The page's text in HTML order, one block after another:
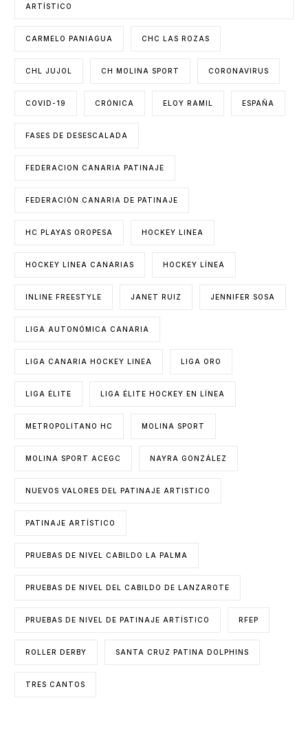
ARTÍSTICO
CARMELO PANIAGUA CHC LAS ROZAS
CHL JUJOL CH MOLINA SPORT CORONAVIRUS
COVID-19 CRÓNICA ELOY RAMIL ESPAÑA
FASES DE DESESCALADA
FEDERACION CANARIA PATINAJE
FEDERACIÓN CANARIA DE PATINAJE
HC PLAYAS OROPESA HOCKEY LINEA
HOCKEY LINEA CANARIAS HOCKEY LÍNEA
INLINE FREESTYLE JANET RUIZ JENNIFER SOSA
LIGA AUTONÓMICA CANARIA
LIGA CANARIA HOCKEY LINEA LIGA ORO
LIGA ÉLITE LIGA ÉLITE HOCKEY EN LÍNEA
METROPOLITANO HC MOLINA SPORT
MOLINA SPORT ACEGC NAYRA GONZÁLEZ
NUEVOS VALORES DEL PATINAJE ARTISTICO
PATINAJE ARTÍSTICO
PRUEBAS DE NIVEL CABILDO LA PALMA
PRUEBAS DE NIVEL DEL CABILDO DE LANZAROTE
PRUEBAS DE NIVEL DE PATINAJE ARTÍSTICO RFEP
ROLLER DERBY SANTA CRUZ PATINA DOLPHINS
TRES CANTOS